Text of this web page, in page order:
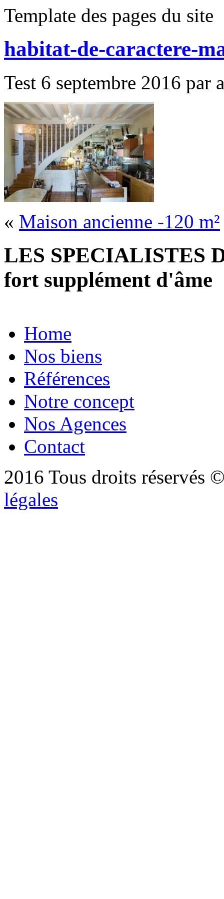
Template des pages du site
habitat-de-caractere-
Test 6 septembre 2016 par
« Maison ancienne -120 m²
LES SPECIALISTES
fort supplément d'âme
Home
Nos biens
Références
Notre concept
Nos Agences
Contact
2016 Tous droits réservés
légales